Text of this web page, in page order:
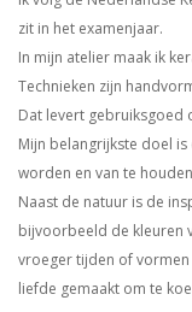
zit in het examenjaar.
In mijn atelier maak ik
Technieken zijn
Dat levert gebruiksgoed
Mijn belangrijkste doel
worden en van te
Naast de natuur is de
bijvoorbeeld de kleuren
vroeger tijden of
liefde gemaakt om te